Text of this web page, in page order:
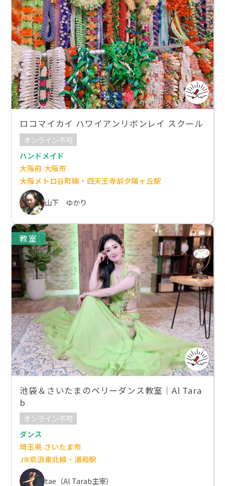
ロコマイカイ ハワイアンリボンレイ スクール
オンライン不可
ハンドメイド
大阪府 大阪市
大阪メトロ谷町線・四天王寺前夕陽ヶ丘駅
山下 ゆかり
教室
池袋＆さいたまのベリーダンス教室｜Al Tara
b
オンライン不可
ダンス
埼玉県 さいたま市
JR京浜東北線・浦和駅
tae（Al Tarab主宰）